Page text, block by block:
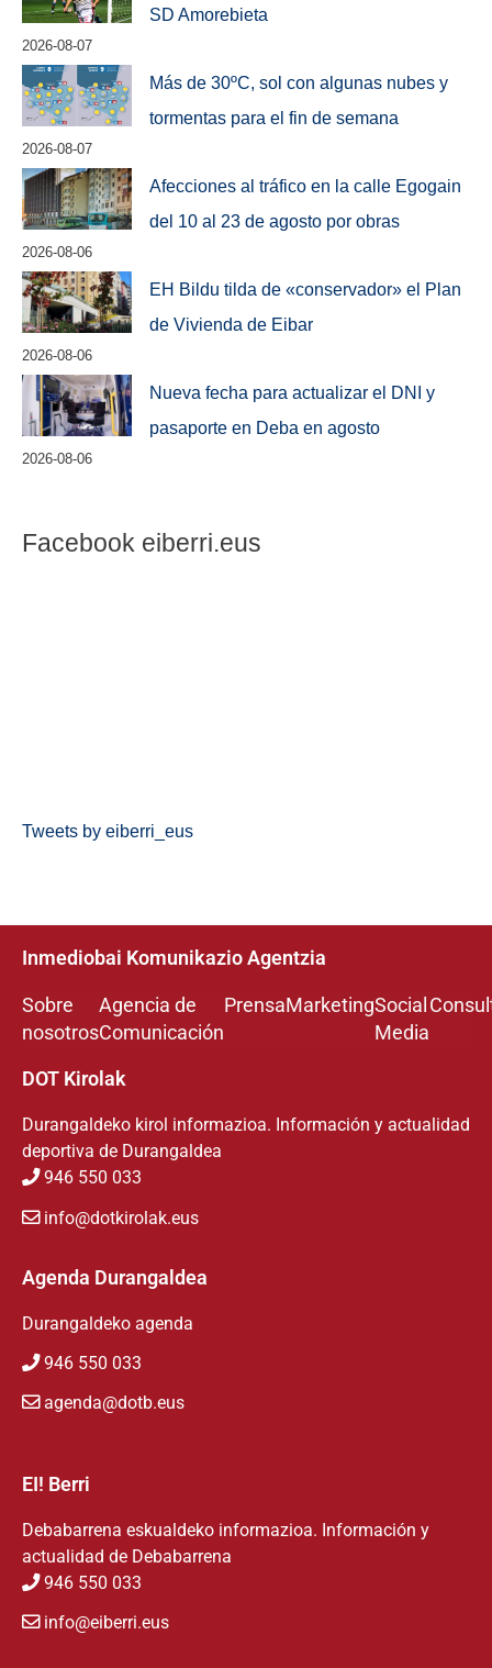
SD Amorebieta
2026-08-07
Más de 30ºC, sol con algunas nubes y
tormentas para el fin de semana
2026-08-07
Afecciones al tráfico en la calle Egogain
del 10 al 23 de agosto por obras
2026-08-06
EH Bildu tilda de «conservador» el Plan
de Vivienda de Eibar
2026-08-06
Nueva fecha para actualizar el DNI y
pasaporte en Deba en agosto
2026-08-06
Facebook eiberri.eus
Tweets by eiberri_eus
Inmediobai Komunikazio Agentzia
Sobre
nosotros
Agencia de
Comunicación
PrensaMarketingSocial
Media
DOT Kirolak
Durangaldeko kirol informazioa. Información y actualidad
deportiva de Durangaldea
946 550 033
info@dotkirolak.eus
Agenda Durangaldea
Durangaldeko agenda
946 550 033
agenda@dotb.eus
EI! Berri
Debabarrena eskualdeko informazioa. Información y
actualidad de Debabarrena
946 550 033
info@eiberri.eus